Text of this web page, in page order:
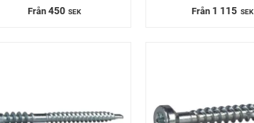
Från 450 SEK Från 1 115 SEK